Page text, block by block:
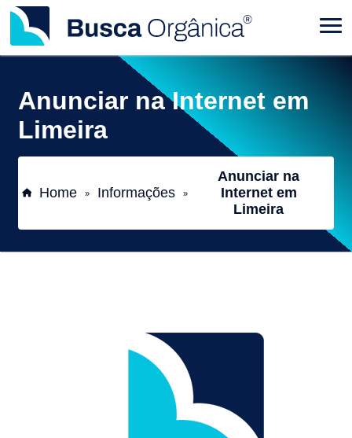
Anunciar na Internet em
Limeira
Home » Informações »
Anunciar na
Internet em
Limeira